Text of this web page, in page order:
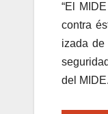
“El
contra
izada
del MIDE.